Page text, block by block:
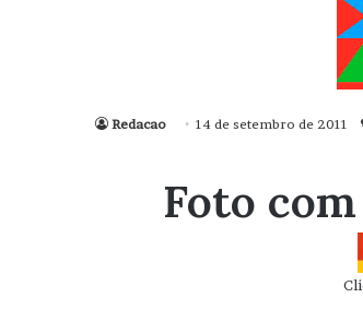
Redacao 14 de setembro de 2011
Foto